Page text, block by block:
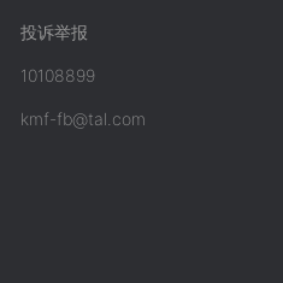
投诉举报
10108899
kmf-fb@tal.com